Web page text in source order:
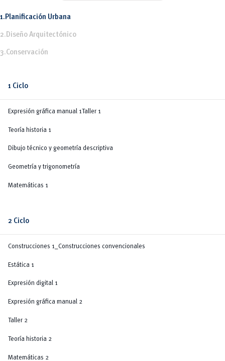
1.Planificación Urbana
2.Diseño Arquitectónico
3.Conservación
1 Ciclo
Expresión gráfica manual 1Taller 1
Teoría historia 1
Dibujo técnico y geometría descriptiva
Geometría y trigonometría
Matemáticas 1
2 Ciclo
Construcciones 1_Construcciones convencionales
Estática 1
Expresión digital 1
Expresión gráfica manual 2
Taller 2
Teoría historia 2
Matemáticas 2